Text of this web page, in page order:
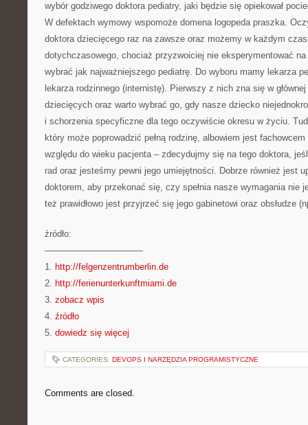
wybór godziwego doktora pediatry, jaki będzie się opiekował
W defektach wymowy wspomoże domena logopeda praszka.
doktora dziecięcego raz na zawsze oraz możemy w każdym
dotychczasowego, chociaż przyzwoiciej nie eksperymentować
wybrać jak najważniejszego pediatrę. Do wyboru mamy lekarza
lekarza rodzinnego (internistę). Pierwszy z nich zna się w
dziecięcych oraz warto wybrać go, gdy nasze dziecko
i schorzenia specyficzne dla tego oczywiście okresu w życiu.
który może poprowadzić pełną rodzinę, albowiem jest
względu do wieku pacjenta – zdecydujmy się na tego doktora,
rad oraz jesteśmy pewni jego umiejętności. Dobrze również jest
doktorem, aby przekonać się, czy spełnia nasze wymagania nie
też prawidłowo jest przyjrzeć się jego gabinetowi oraz obsłudze
źródło:
———————————
1. http://felgenzentrumberlin.de
2. http://ferienunterkunftmiami.de
3. zobacz wpis
4. źródło
5. dowiedz się więcej
CATEGORIES: DEVOPS I NARZĘDZIA PROGRAMISTYCZNE
Comments are closed.